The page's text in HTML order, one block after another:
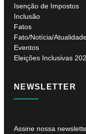
Isenção de Impostos
Inclusão
Fatos
Fato/Notícia/
Eventos
Eleições Inclusivas
NEWSLETTER
Assine nossa